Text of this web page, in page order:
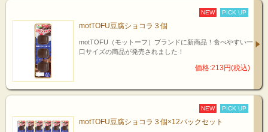
NEW PICK UP
motTOFU豆腐ショコラ３個
motTOFU（モットーフ）ブランドに新商品！食べやすい一
口サイズの商品が発売されました！
価格:213円(税込)
NEW PICK UP
motTOFU豆腐ショコラ３個×12パックセット